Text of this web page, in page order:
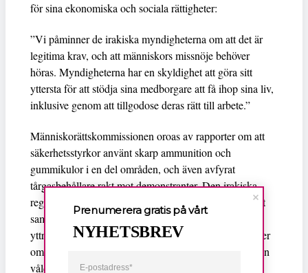
för sina ekonomiska och sociala rättigheter:
”Vi påminner de irakiska myndigheterna om att det är
legitima krav, och att människors missnöje behöver
höras. Myndigheterna har en skyldighet att göra sitt
yttersta för att stödja sina medborgare att få ihop sina liv,
inklusive genom att tillgodose deras rätt till arbete.”
Människorättskommissionen oroas av rapporter om att
säkerhetsstyrkor använt skarp ammunition och
gummikulor i en del områden, och även avfyrat
tårgasbehållare rakt mot demonstranter. Den irakiska
regeringen uppmanas att säkerställa människors rätt att
samlas till fredliga protester och att använda sin
yttrandefrihet. FN:s männskorättskommission påminner
om att folksamlingar vanligtvis ska kunna hanteras utan
våldsanvändning och att skjutvapen får endast
Prenumerera gratis på vårt
NYHETSBREV